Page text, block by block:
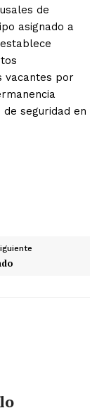
de
asignado a
vacantes por
seguridad en